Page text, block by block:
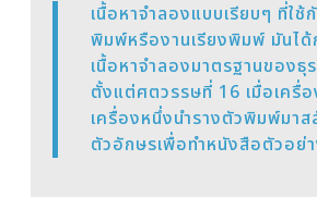
เนื้อหาจำลองแบบเรียบๆ ที่ใช้
พิมพ์หรืองานเรียงพิมพ์ มันได้
เนื้อหาจำลองมาตรฐานของธุ
ตั้งแต่ศตวรรษที่ 16 เมื่อเครื่
เครื่องหนึ่งนำรางตัวพิมพ์มา
ตัวอักษรเพื่อทำหนังสือตัวอย่